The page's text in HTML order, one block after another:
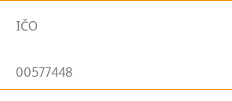
IČO
00577448